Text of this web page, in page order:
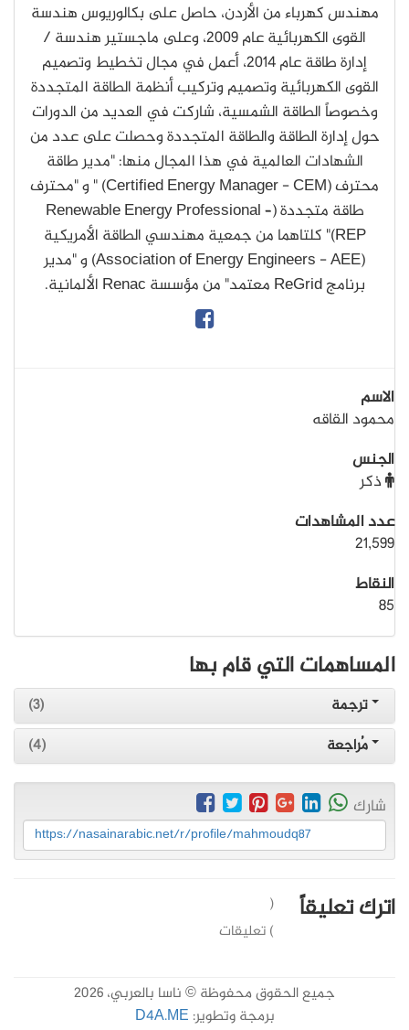
مهندس كهرباء من الأردن، حاصل على بكالوريوس هندسة
القوى الكهربائية عام 2009، وعلى ماجستير هندسة /
إدارة طاقة عام 2014، أعمل في مجال تخطيط وتصميم
القوى الكهربائية وتصميم وتركيب أنظمة الطاقة المتجددة
وخصوصاً الطاقة الشمسية، شاركت في العديد من الدورات
حول إدارة الطاقة والطاقة المتجددة وحصلت على عدد من
الشهادات العالمية في هذا المجال منها: "مدير طاقة
محترف (Certified Energy Manager - CEM) " و "محترف
طاقة متجددة (Renewable Energy Professional –
REP)" كلتاهما من جمعية مهندسي الطاقة الأمريكية
(Association of Energy Engineers - AEE) و "مدير
برنامج ReGrid معتمد" من مؤسسة Renac الألمانية.
الاسم
محمود القاقه
الجنس
ذكر
عدد المشاهدات
21,599
النقاط
85
المساهمات التي قام بها
ترجمة
(3)
مُراجعة
(4)
شارك
https://nasainarabic.net/r/profile/mahmoudq87
اترك تعليقاً
(
) تعليقات
جميع الحقوق محفوظة © ناسا بالعربي، 2026
برمجة وتطوير: D4A.ME